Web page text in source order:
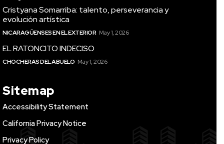
Cristyana Somarriba: talento, perseverancia y
evolución artística
NICARAGÜENSES EN EL EXTERIOR May 1, 2026
EL RATONCITO INDECISO
CHOCHERAS DEL ABUELO May 1, 2026
Sitemap
Accessibility Statement
California Privacy Notice
Privacy Policy